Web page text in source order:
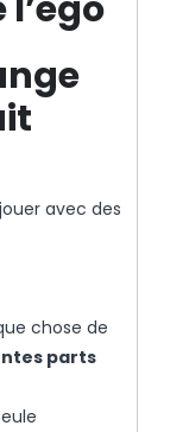
chose de
parts